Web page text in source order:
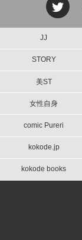
JJ
STORY
美ST
女性自身
comic Pureri
kokode.jp
kokode books